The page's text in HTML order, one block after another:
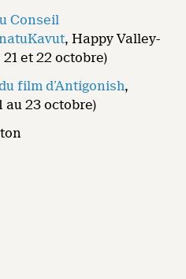
Conseil
, Happy Valley-
21 et 22 octobre)
film d’Antigonish,
au 23 octobre)